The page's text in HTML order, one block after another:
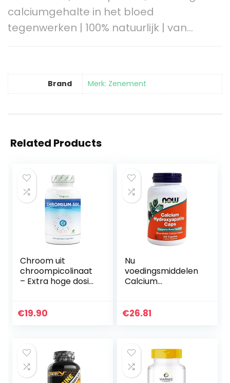
calciumgehalte in het bloed
tegenwerken | 100% natuurlijk | van…
Brand Merk: Zenement
Related Products
Chroom uit
chroompicolinaat
– Extra hoge dosis
tabletten – Geen
€19.90
Nu
voedingsmiddelen
Calcium
Vegetarische
€26.81